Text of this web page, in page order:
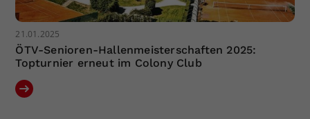
21.01.2025
ÖTV-Senioren-Hallenmeisterschaften 2025:
Topturnier erneut im Colony Club